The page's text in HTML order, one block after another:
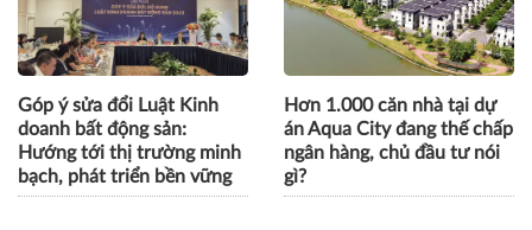
Góp ý sửa đổi Luật Kinh
doanh bất động sản:
Hướng tới thị trường minh
bạch, phát triển bền vững
Hơn 1.000 căn nhà tại dự
án Aqua City đang thế chấp
ngân hàng, chủ đầu tư nói
gì?